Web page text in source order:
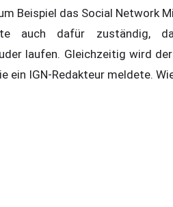
Beispiel das Social Network
auch dafür zuständig,
laufen. Gleichzeitig wird
ein IGN-Redakteur meldete.